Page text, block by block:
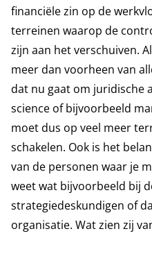
financiële zin op de
terreinen waarop de
zijn aan het verschuiven.
meer dan voorheen van
dat nu gaat om juridische
science of bijvoorbeeld
moet dus op veel meer
schakelen. Ook is het
van de personen waar je
weet wat bijvoorbeeld bij
strategiedeskundigen of
organisatie. Wat zien zij